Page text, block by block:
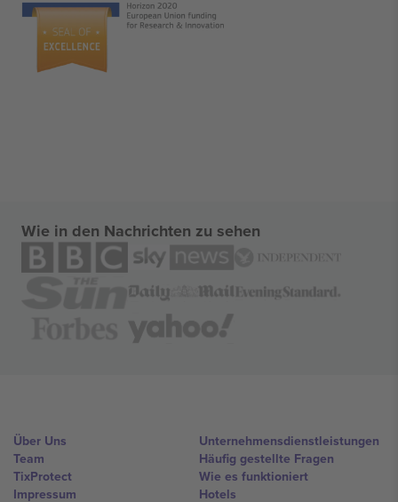
Wie in den Nachrichten zu sehen
Über Uns
Team
TixProtect
Impressum
Unternehmensdienstleistungen
Häufig gestellte Fragen
Wie es funktioniert
Hotels